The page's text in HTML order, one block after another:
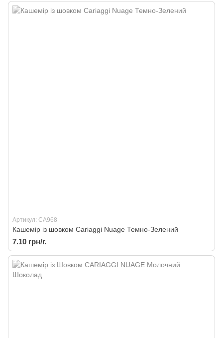
Артикул: CA968
Кашемір із шовком Cariaggi Nuage Темно-Зелений
7.10 грн/г.